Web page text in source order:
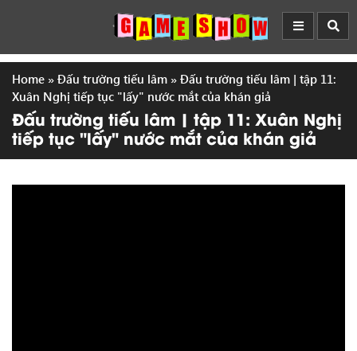
Home » Đấu trường tiếu lâm » Đấu trường tiếu lâm | tập 11:
Xuân Nghị tiếp tục "lấy" nước mắt của khán giả
Đấu trường tiếu lâm | tập 11: Xuân Nghị
tiếp tục "lấy" nước mắt của khán giả